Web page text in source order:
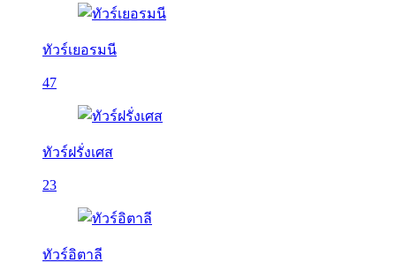
ทัวร์เยอรมนี
47
ทัวร์ฝรั่งเศส
23
ทัวร์อิตาลี